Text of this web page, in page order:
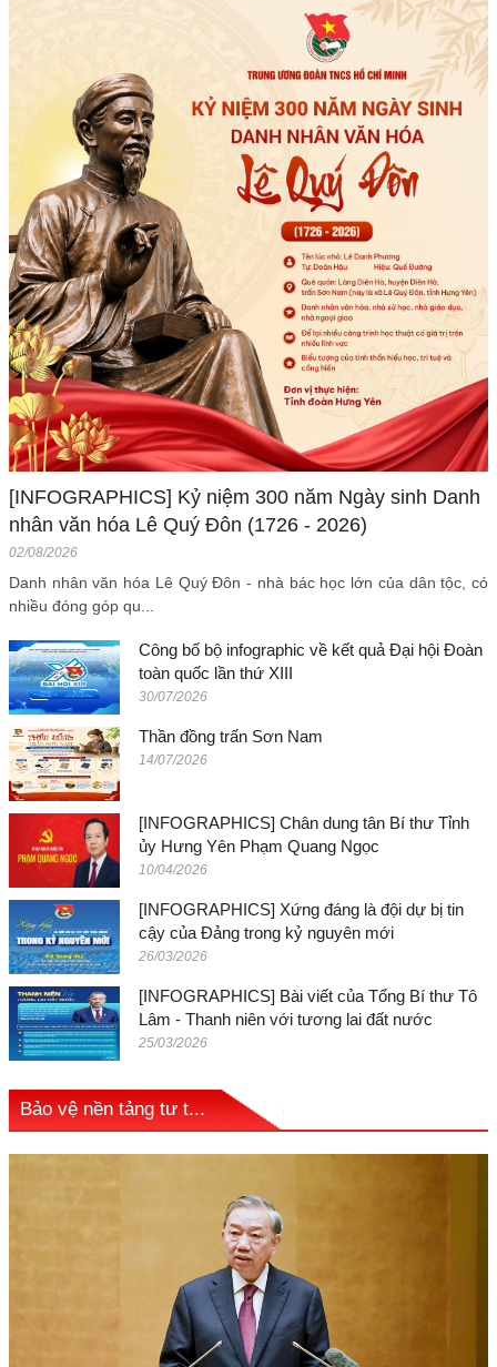
[INFOGRAPHICS] Kỷ niệm 300 năm Ngày sinh Danh
nhân văn hóa Lê Quý Đôn (1726 - 2026)
02/08/2026
Danh nhân văn hóa Lê Quý Đôn - nhà bác học lớn của dân tộc, có
nhiều đóng góp qu...
Công bố bộ infographic về kết quả Đại hội Đoàn
toàn quốc lần thứ XIII
30/07/2026
Thần đồng trấn Sơn Nam
14/07/2026
[INFOGRAPHICS] Chân dung tân Bí thư Tỉnh
ủy Hưng Yên Phạm Quang Ngọc
10/04/2026
[INFOGRAPHICS] Xứng đáng là đội dự bị tin
cậy của Đảng trong kỷ nguyên mới
26/03/2026
[INFOGRAPHICS] Bài viết của Tổng Bí thư Tô
Lâm - Thanh niên với tương lai đất nước
25/03/2026
Bảo vệ nền tảng tư t...